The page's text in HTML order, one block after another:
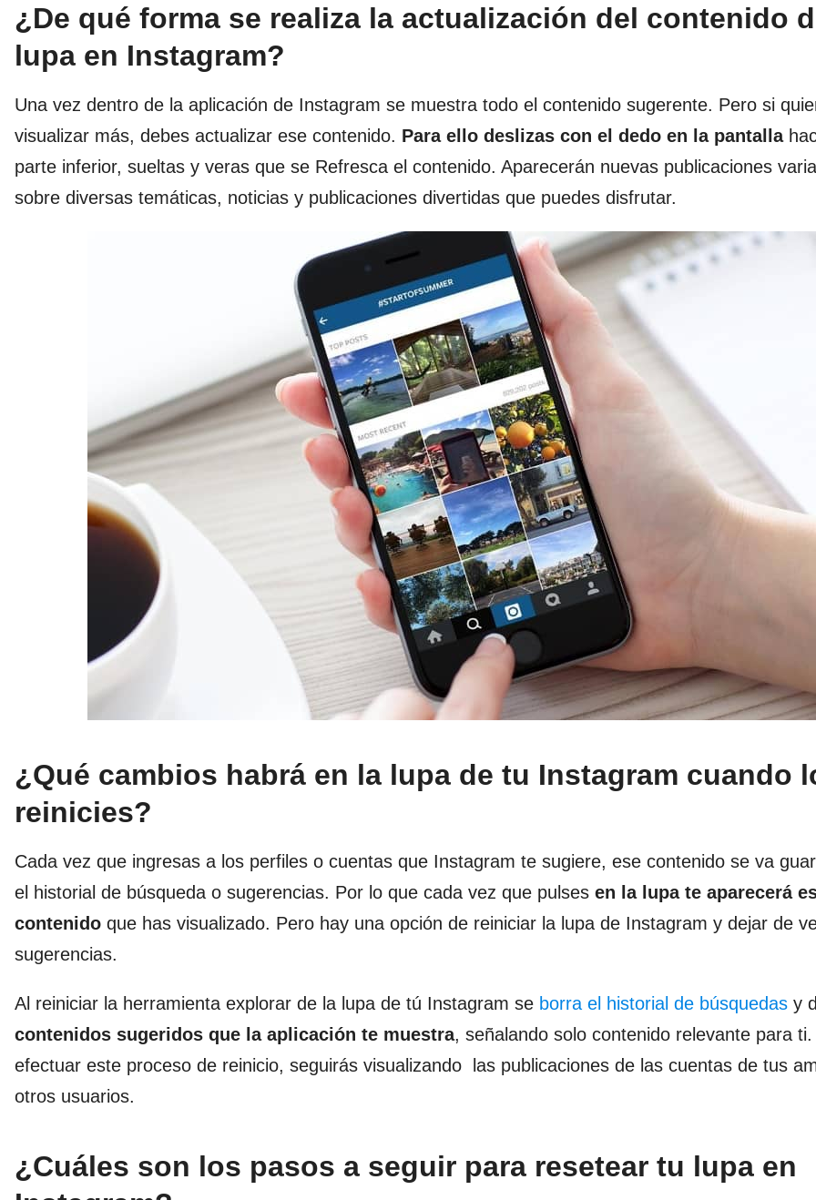
¿De qué forma se realiza la actualización del contenido
lupa en Instagram?
Una vez dentro de la aplicación de Instagram se muestra todo el contenido sugerente. Pero si
visualizar más, debes actualizar ese contenido. Para ello deslizas con el dedo en la pantalla
parte inferior, sueltas y veras que se Refresca el contenido. Aparecerán nuevas publicaciones
sobre diversas temáticas, noticias y publicaciones divertidas que puedes disfrutar.
¿Qué cambios habrá en la lupa de tu Instagram cuando
reinicies?
Cada vez que ingresas a los perfiles o cuentas que Instagram te sugiere, ese contenido se va
el historial de búsqueda o sugerencias. Por lo que cada vez que pulses en la lupa te aparecerá
contenido que has visualizado. Pero hay una opción de reiniciar la lupa de Instagram y dejar de
sugerencias.
Al reiniciar la herramienta explorar de la lupa de tú Instagram se borra el historial de búsquedas y
contenidos sugeridos que la aplicación te muestra, señalando solo contenido relevante para
efectuar este proceso de reinicio, seguirás visualizando las publicaciones de las cuentas de tus
otros usuarios.
¿Cuáles son los pasos a seguir para resetear tu lupa en